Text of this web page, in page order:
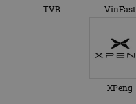
TVR VinFast
XPeng